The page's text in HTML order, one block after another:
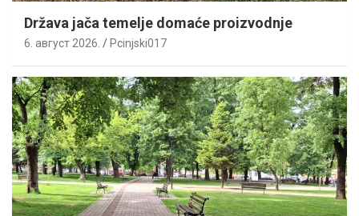
Država jača temelje domaće proizvodnje
6. август 2026. Pcinjski017